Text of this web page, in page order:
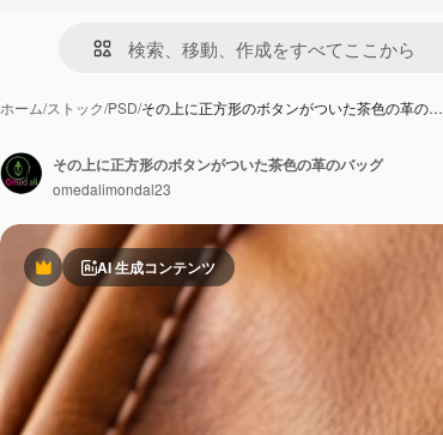
ホーム/ストック/PSD/その上に正方形のボタンがついた茶色の革の…
PremiumAI 生成コンテンツ
その上に正方形のボタンがついた茶色の革のバッグ
omedalimondal23